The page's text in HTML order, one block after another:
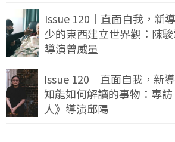
Issue 120｜直面自我，新
少的東西建立世界觀：陳駿
導演曾威量
Issue 120｜直面自我，新
知能如何解讀的事物：專
人》導演邱陽